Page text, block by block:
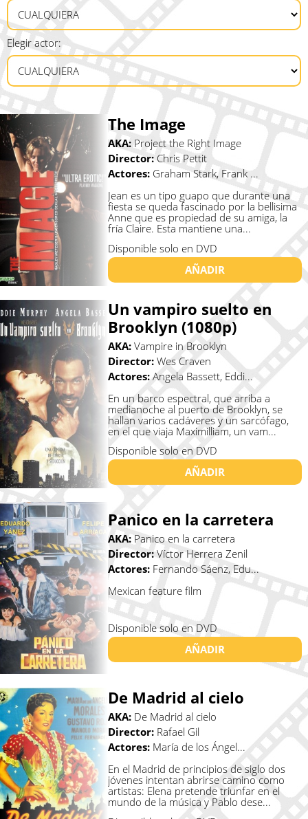
Elegir actor:
The Image
AKA:Project the Right Image
Director:Chris Pettit
Actores: Graham Stark, Frank ...
Jean es un tipo guapo que durante una
fiesta se queda fascinado por la bellisima
Anne que es propiedad de su amiga, la
fría Claire. Esta mantiene una...
Disponible solo en DVD
AÑADIR
Un vampiro suelto en
Brooklyn (1080p)
AKA: Vampire in Brooklyn
Director: Wes Craven
Actores: Angela Bassett, Eddi...
En un barco espectral, que arriba a
medianoche al puerto de Brooklyn, se
hallan varios cadáveres y un sarcófago,
en el que viaja Maximilliam, un vam...
Disponible solo en DVD
AÑADIR
Panico en la carretera
AKA:Panico en la carretera
Director:Víctor Herrera Zenil
Actores: Fernando Sáenz, Edu...
Mexican feature film
Disponible solo en DVD
AÑADIR
De Madrid al cielo
AKA: De Madrid al cielo
Director: Rafael Gil
Actores: María de los Ángel...
En el Madrid de principios de siglo dos
jóvenes intentan abrirse camino como
artistas: Elena pretende triunfar en el
mundo de la música y Pablo dese...